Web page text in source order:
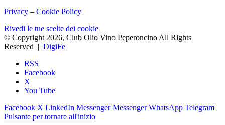
Privacy – Cookie Policy
Rivedi le tue scelte dei cookie
© Copyright 2026, Club Olio Vino Peperoncino All Rights
Reserved | DigiFe
RSS
Facebook
X
You Tube
Facebook X LinkedIn Messenger Messenger WhatsApp Telegram
Pulsante per tornare all'inizio